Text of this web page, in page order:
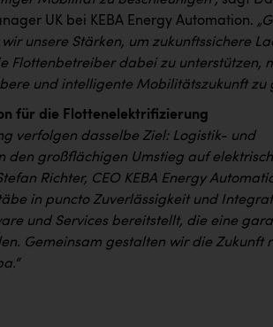
UK bei KEBA Energy Automation.
unsere Stärken, um zukunftssichere
Flottenbetreiber dabei zu unterstützen,
und intelligente Mobilitätszukunft zu
für die Flottenelektrifizierung
verfolgen dasselbe Ziel: Logistik- und
den großflächigen Umstieg auf
Richter, CEO KEBA Energy
in puncto Zuverlässigkeit und
und Services bereitstellt, die eine
Gemeinsam gestalten wir die Zukunft